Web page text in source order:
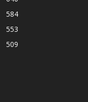
584
553
509